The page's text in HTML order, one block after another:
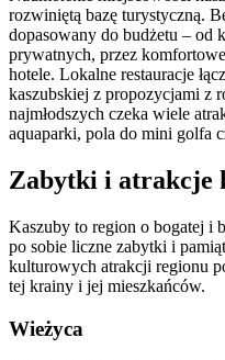
rozwiniętą bazę turystyczną.
dopasowany do budżetu – od
prywatnych, przez
hotele. Lokalne restauracje
kaszubskiej z propozycjami z
najmłodszych czeka wiele
aquaparki, pola do mini golfa
Zabytki i atrakcje
Kaszuby to region o bogatej i
po sobie liczne zabytki i
kulturowych atrakcji regionu
tej krainy i jej mieszkańców.
Wieżyca